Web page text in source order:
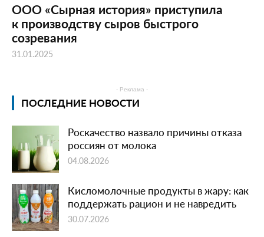
ООО «Сырная история» приступила
к производству сыров быстрого
созревания
31.01.2025
- Реклама -
ПОСЛЕДНИЕ НОВОСТИ
Роскачество назвало причины отказа
россиян от молока
04.08.2026
Кисломолочные продукты в жару: как
поддержать рацион и не навредить
30.07.2026